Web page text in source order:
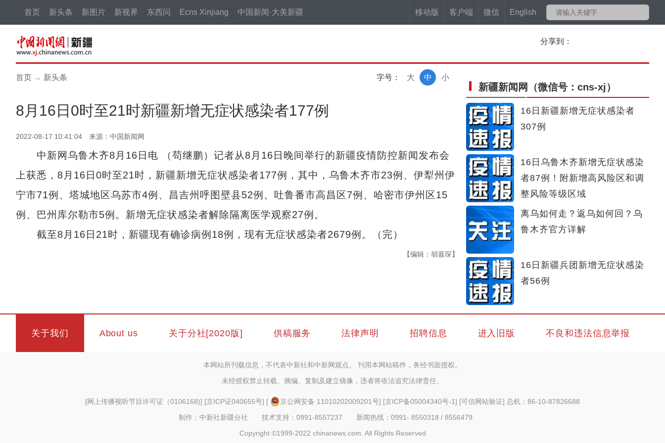
移动版 客户端 微信 English
首页 新头条 新图片 新视界 东西问 Ecns Xinjiang 中国新闻·大美新疆
分享到：
首页 → 新头条 字号： 小
中
大
8月16日0时至21时新疆新增无症状感染者177例
2022-08-17 10:41:04 来源：中国新闻网
中新网乌鲁木齐8月16日电 （苟继鹏）记者从8月16日晚间举行的新疆疫情防控新闻发布会
上获悉，8月16日0时至21时，新疆新增无症状感染者177例，其中，乌鲁木齐市23例、伊犁州伊
宁市71例、塔城地区乌苏市4例、昌吉州呼图壁县52例、吐鲁番市高昌区7例、哈密市伊州区15
例、巴州库尔勒市5例。新增无症状感染者解除隔离医学观察27例。
截至8月16日21时，新疆现有确诊病例18例，现有无症状感染者2679例。（完）
【编辑：胡嘉琛】
新疆新闻网 （微信号：cns-xj）
16日新疆新增无症状感染者
307例
16日乌鲁木齐新增无症状感染
者87例！附新增高风险区和调
整风险等级区域
离乌如何走？返乌如何回？乌
鲁木齐官方详解
16日新疆兵团新增无症状感染
者56例
关于我们 About us 关于分社[2020版] 供稿服务 法律声明 招聘信息 进入旧版 不良和违法信息举报
本网站所刊载信息，不代表中新社和中新网观点。 刊用本网站稿件，务经书面授权。
未经授权禁止转载、摘编、复制及建立镜像，违者将依法追究法律责任。
[网上传播视听节目许可证（0106168)] [京ICP证040655号] [ 京公网安备 11010202009201号] [京ICP备05004340号-1] [可信网站验证] 总机：86-10-87826688
制作：中新社新疆分社 技术支持：0991-8557237 新闻热线：0991- 8550318 / 8556479
Copyright ©1999-2022 chinanews.com. All Rights Reserved